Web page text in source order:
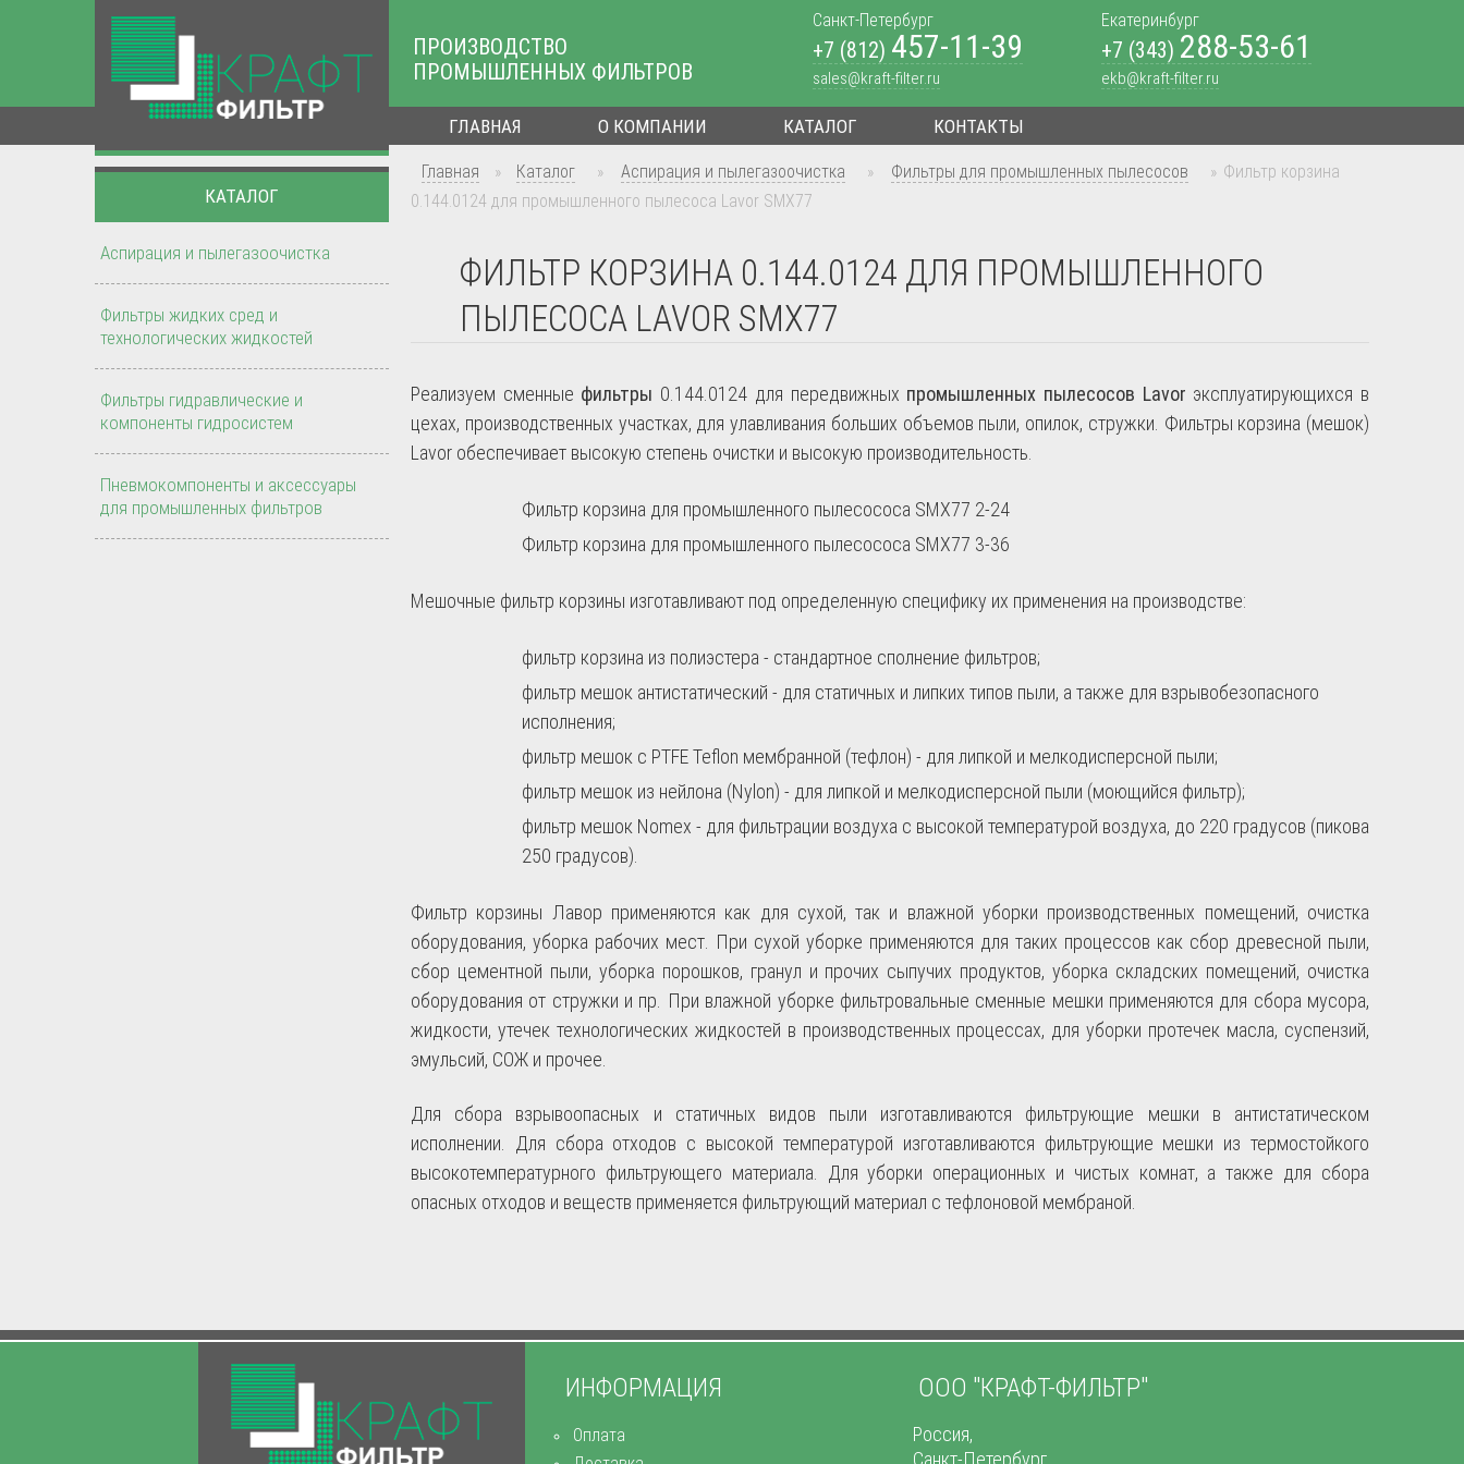
ПРОИЗВОДСТВО
ПРОМЫШЛЕННЫХ ФИЛЬТРОВ
Санкт-Петербург
+7 (812) 457-11-39
sales@kraft-filter.ru
Екатеринбург
+7 (343) 288-53-61
ekb@kraft-filter.ru
ГЛАВНАЯ О КОМПАНИИ КАТАЛОГ КОНТАКТЫ
Главная » Каталог » Аспирация и пылегазоочистка » Фильтры для промышленных пылесосов » Фильтр корзина
0.144.0124 для промышленного пылесоса Lavor SMX77
ФИЛЬТР КОРЗИНА 0.144.0124 ДЛЯ ПРОМЫШЛЕННОГО
ПЫЛЕСОСА LAVOR SMX77
Реализуем сменные фильтры 0.144.0124 для передвижных промышленных пылесосов Lavor эксплуатирующихся в
цехах, производственных участках, для улавливания больших объемов пыли, опилок, стружки. Фильтры корзина (мешок)
Lavor обеспечивает высокую степень очистки и высокую производительность.
Фильтр корзина для промышленного пылесососа SMX77 2-24
Фильтр корзина для промышленного пылесососа SMX77 3-36
Мешочные фильтр корзины изготавливают под определенную специфику их применения на производстве:
фильтр корзина из полиэстера - стандартное сполнение фильтров;
фильтр мешок антистатический - для статичных и липких типов пыли, а также для взрывобезопасного
исполнения;
фильтр мешок с PTFE Teflon мембранной (тефлон) - для липкой и мелкодисперсной пыли;
фильтр мешок из нейлона (Nylon) - для липкой и мелкодисперсной пыли (моющийся фильтр);
фильтр мешок Nomex - для фильтрации воздуха с высокой температурой воздуха, до 220 градусов (пикова
250 градусов).
Фильтр корзины Лавор применяются как для сухой, так и влажной уборки производственных помещений, очистка
оборудования, уборка рабочих мест. При сухой уборке применяются для таких процессов как сбор древесной пыли,
сбор цементной пыли, уборка порошков, гранул и прочих сыпучих продуктов, уборка складских помещений, очистка
оборудования от стружки и пр. При влажной уборке фильтровальные сменные мешки применяются для сбора мусора,
жидкости, утечек технологических жидкостей в производственных процессах, для уборки протечек масла, суспензий,
эмульсий, СОЖ и прочее.
Для сбора взрывоопасных и статичных видов пыли изготавливаются фильтрующие мешки в антистатическом
исполнении. Для сбора отходов с высокой температурой изготавливаются фильтрующие мешки из термостойкого
высокотемпературного фильтрующего материала. Для уборки операционных и чистых комнат, а также для сбора
опасных отходов и веществ применяется фильтрующий материал с тефлоновой мембраной.
КАТАЛОГ
Аспирация и пылегазоочистка
Фильтры жидких сред и
технологических жидкостей
Фильтры гидравлические и
компоненты гидросистем
Пневмокомпоненты и аксессуары
для промышленных фильтров
ИНФОРМАЦИЯ
Оплата
ООО "КРАФТ-ФИЛЬТР"
Россия,
Санкт-Петербург,